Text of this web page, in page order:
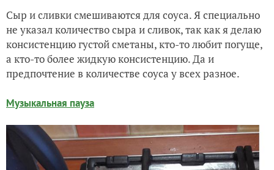
Сыр и сливки смешиваются для соуса. Я специально
не указал количество сыра и сливок, так как я делаю
консистенцию густой сметаны, кто-то любит погуще,
а кто-то более жидкую консистенцию. Да и
предпочтение в количестве соуса у всех разное.
Музыкальная пауза